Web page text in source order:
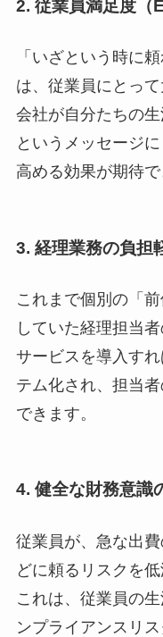
2. 従業員満足度（
「いざという時に
は、従業員にとって
会社が自分たちの生
というメッセージ
高める効果が期待で
3. 経理業務の負担
これまで個別の「
していた経理担当
サービスを導入す
テム化され、担当
できます。
4. 健全な財務意識
従業員が、急な出
どに頼るリスクを低
これは、従業員の
ンプライアンスリ